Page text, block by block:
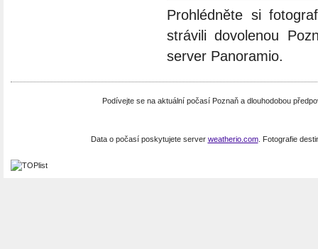
Prohlédněte si
strávili dovolenou
server Panoramio.
Podívejte se na aktuální počasí Poznaň a dlouhodobou
Data o počasí poskytujete server weatherio.com. Fotografie